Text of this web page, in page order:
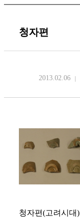
청자편
2013.02.06
청자편(고려시대)